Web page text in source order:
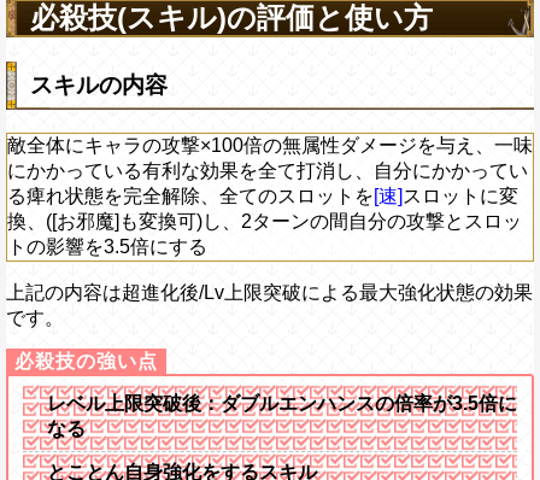
必殺技(スキル)の評価と使い方
スキルの内容
敵全体にキャラの攻撃×100倍の無属性ダメージを与え、一味
にかかっている有利な効果を全て打消し、自分にかかってい
る痺れ状態を完全解除、全てのスロットを[速] スロットに変
換、([お邪魔]も変換可)し、2ターンの間自分の攻撃とスロッ
トの影響を3.5倍にする
上記の内容は超進化後/Lv上限突破による最大強化状態の効果
です。
レベル上限突破後：ダブルエンハンスの倍率が3.5倍に
なる
とことん自身強化をするスキル